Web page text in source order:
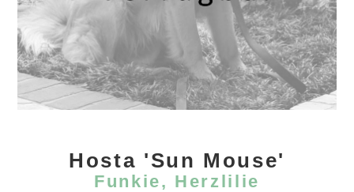
Hosta 'Sun Mouse'
Funkie, Herzlilie